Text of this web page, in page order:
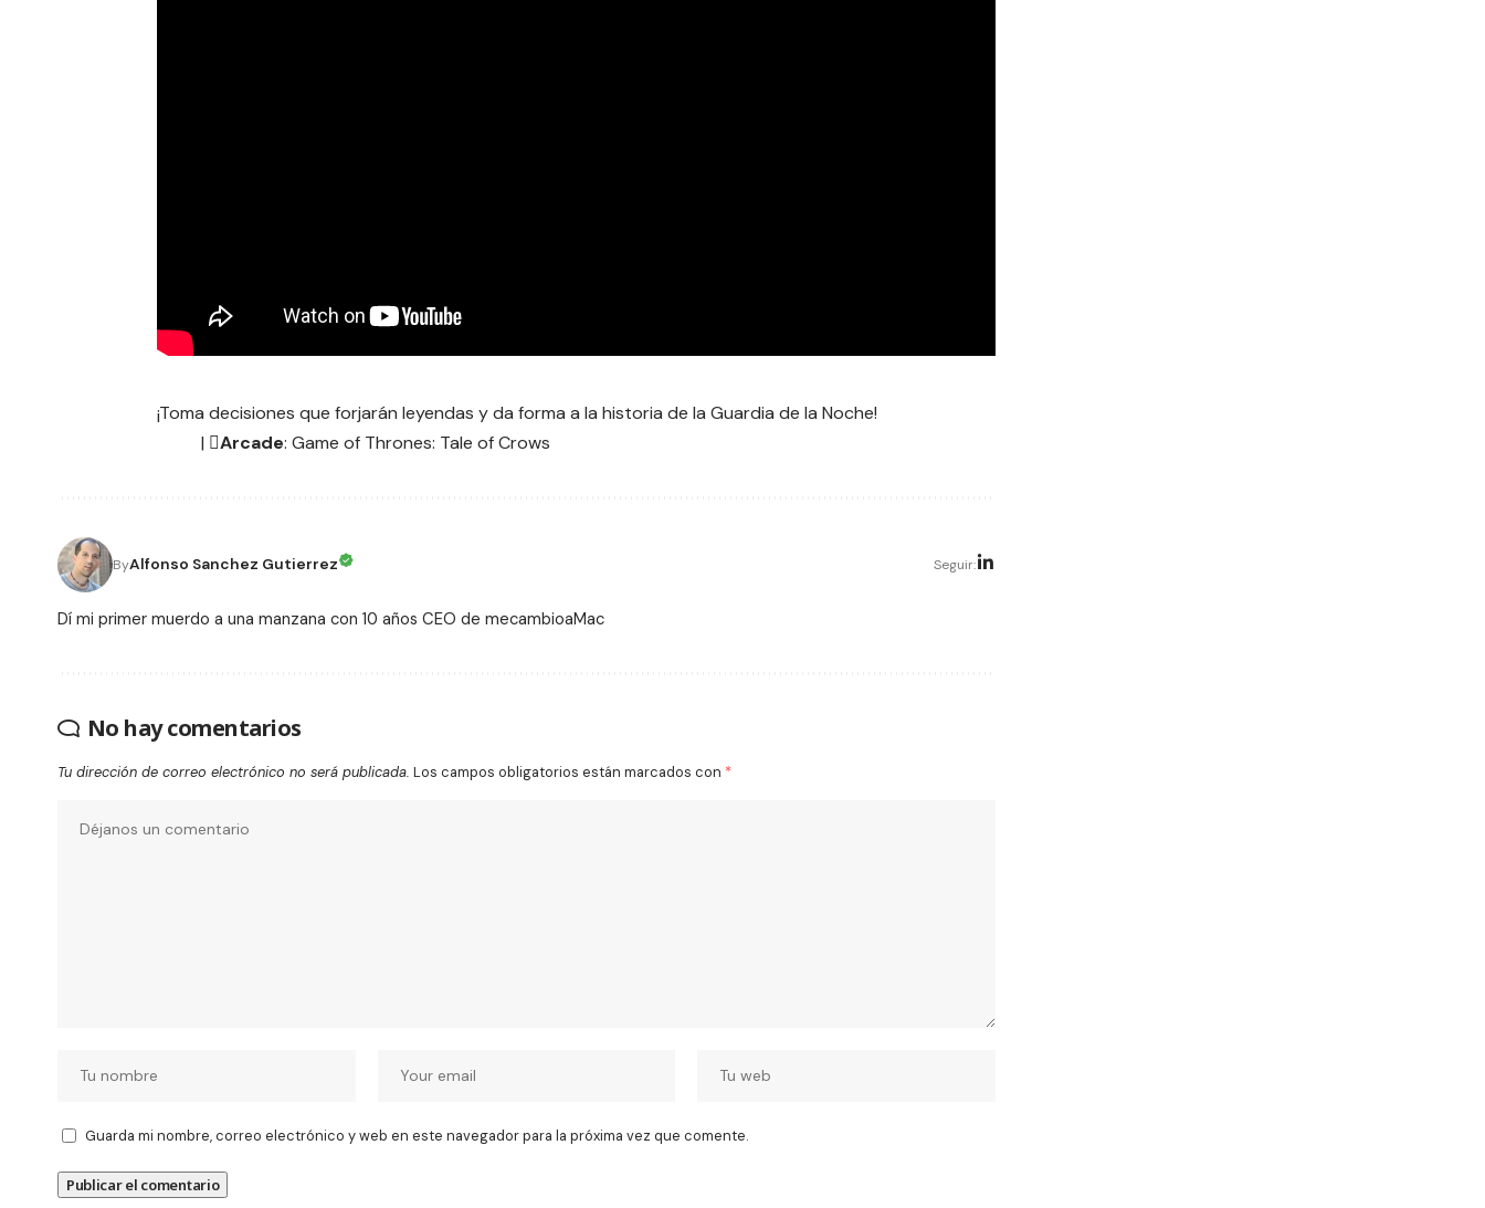
¡Toma decisiones que forjarán leyendas y da forma a la historia de la Guardia de la Noche!
| Arcade: Game of Thrones: Tale of Crows
ByAlfonso Sanchez Gutierrez Seguir:
Dí mi primer muerdo a una manzana con 10 años CEO de mecambioaMac
No hay comentarios
Tu dirección de correo electrónico no será publicada. Los campos obligatorios están marcados con *
Guarda mi nombre, correo electrónico y web en este navegador para la próxima vez que comente.